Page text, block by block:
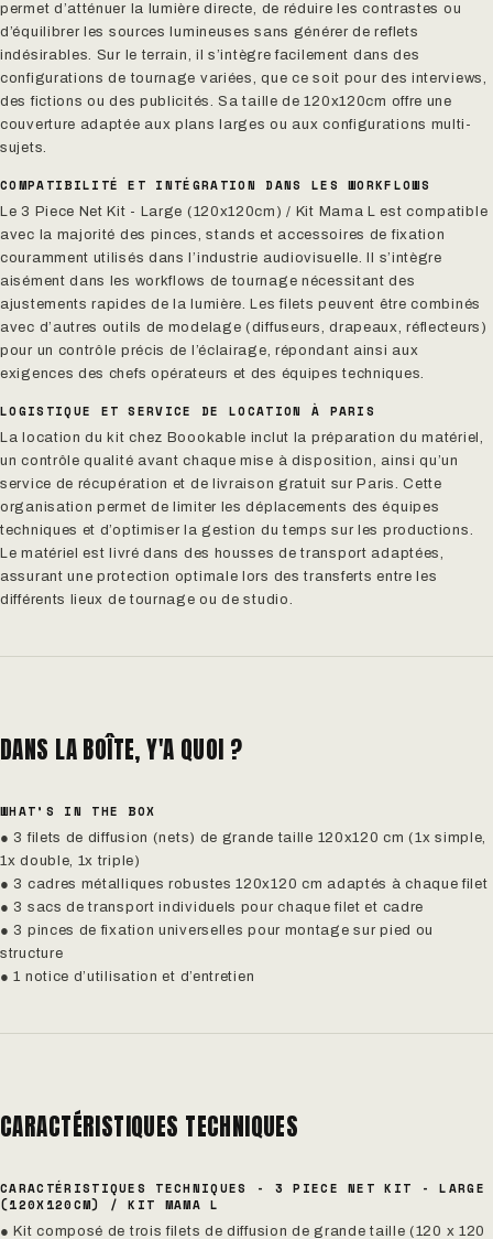
permet d’atténuer la lumière directe, de réduire les contrastes ou
d’équilibrer les sources lumineuses sans générer de reflets
indésirables. Sur le terrain, il s’intègre facilement dans des
configurations de tournage variées, que ce soit pour des interviews,
des fictions ou des publicités. Sa taille de 120x120cm offre une
couverture adaptée aux plans larges ou aux configurations multi-
sujets.
COMPATIBILITÉ ET INTÉGRATION DANS LES WORKFLOWS
Le 3 Piece Net Kit - Large (120x120cm) / Kit Mama L est compatible
avec la majorité des pinces, stands et accessoires de fixation
couramment utilisés dans l’industrie audiovisuelle. Il s’intègre
aisément dans les workflows de tournage nécessitant des
ajustements rapides de la lumière. Les filets peuvent être combinés
avec d’autres outils de modelage (diffuseurs, drapeaux, réflecteurs)
pour un contrôle précis de l’éclairage, répondant ainsi aux
exigences des chefs opérateurs et des équipes techniques.
LOGISTIQUE ET SERVICE DE LOCATION À PARIS
La location du kit chez Boookable inclut la préparation du matériel,
un contrôle qualité avant chaque mise à disposition, ainsi qu’un
service de récupération et de livraison gratuit sur Paris. Cette
organisation permet de limiter les déplacements des équipes
techniques et d’optimiser la gestion du temps sur les productions.
Le matériel est livré dans des housses de transport adaptées,
assurant une protection optimale lors des transferts entre les
différents lieux de tournage ou de studio.
DANS LA BOÎTE, Y'A QUOI ?
WHAT’S IN THE BOX
● 3 filets de diffusion (nets) de grande taille 120x120 cm (1x simple,
1x double, 1x triple)
● 3 cadres métalliques robustes 120x120 cm adaptés à chaque filet
● 3 sacs de transport individuels pour chaque filet et cadre
● 3 pinces de fixation universelles pour montage sur pied ou
structure
● 1 notice d’utilisation et d’entretien
CARACTÉRISTIQUES TECHNIQUES
CARACTÉRISTIQUES TECHNIQUES - 3 PIECE NET KIT - LARGE
(120X120CM) / KIT MAMA L
● Kit composé de trois filets de diffusion de grande taille (120 x 120